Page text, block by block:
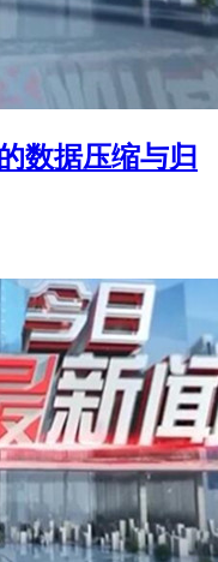
数据压缩与归